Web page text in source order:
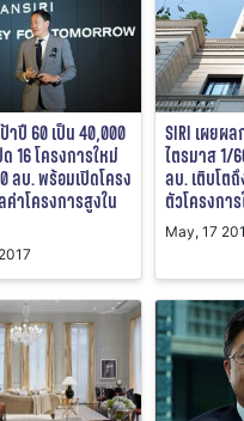
าปี 60 เป็น 40,000
16 โครงการใหม่
ลบ. พร้อมเปิดโครง
าโครงการสูงใน
SIRI เผยผ
ไตรมาส 1/
ลบ. เติบโต
ตัวโครงกา
May, 17